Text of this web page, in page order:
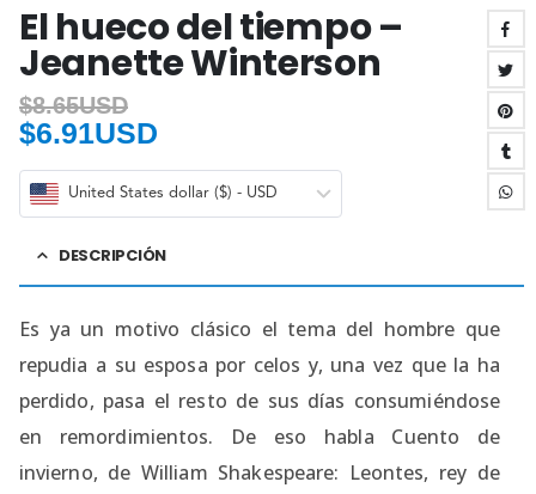
El hueco del tiempo –
Jeanette Winterson
$8.65USD
$6.91USD
United States dollar ($) - USD
DESCRIPCIÓN
Es ya un motivo clásico el tema del hombre que
repudia a su esposa por celos y, una vez que la ha
perdido, pasa el resto de sus días consumiéndose
en remordimientos. De eso habla Cuento de
invierno, de William Shakespeare: Leontes, rey de